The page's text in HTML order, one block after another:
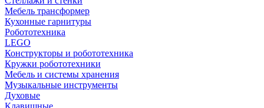
Мебель трансформер
Кухонные гарнитуры
Робототехника
LEGO
Конструкторы и робототехника
Кружки робототехники
Мебель и системы хранения
Музыкальные инструменты
Духовые
Клавишные